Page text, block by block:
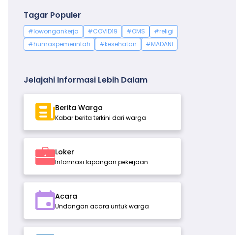
Tagar Populer
#lowongankerja #COVID19 #OMS
#religi
#humaspemerintah
#kesehatan #MADANI
Jelajahi Informasi Lebih Dalam
Berita Warga
Kabar berita terkini dari warga
Loker
Informasi lapangan pekerjaan
Acara
Undangan acara untuk warga